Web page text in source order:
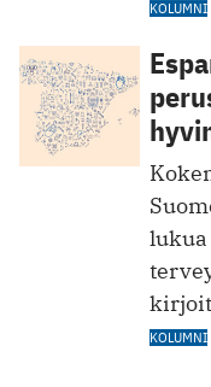
KOLUMNI
lukua
KOLUMNI